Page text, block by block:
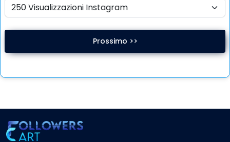
Prossimo >>